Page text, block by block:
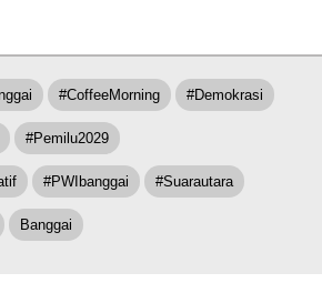
#CoffeeMorning #Demokrasi
#Pemilu2029
#PWIbanggai #Suarautara
Banggai